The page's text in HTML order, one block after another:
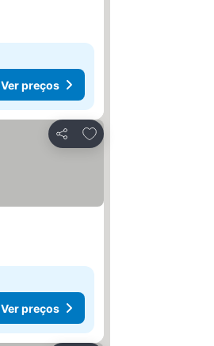
Ver preços
Partilhar
Adicionar aos favoritos
Ver preços